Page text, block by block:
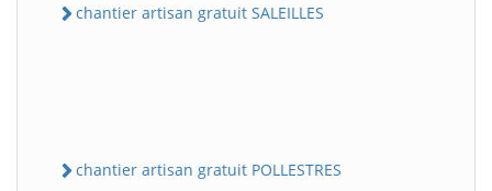
chantier artisan gratuit SALEILLES
chantier artisan gratuit POLLESTRES